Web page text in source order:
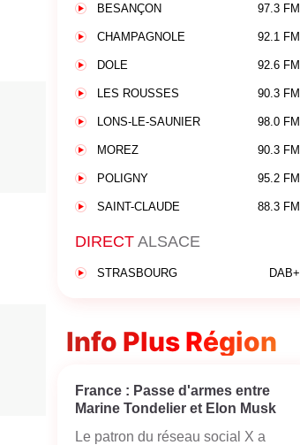
BESANÇON 97.3 FM
CHAMPAGNOLE 92.1 FM
DOLE 92.6 FM
LES ROUSSES 90.3 FM
LONS-LE-SAUNIER 98.0 FM
MOREZ 90.3 FM
POLIGNY 95.2 FM
SAINT-CLAUDE 88.3 FM
DIRECTALSACE
STRASBOURG DAB+
Info Plus Région
France : Passe d'armes entre
Marine Tondelier et Elon Musk
Le patron du réseau social X a